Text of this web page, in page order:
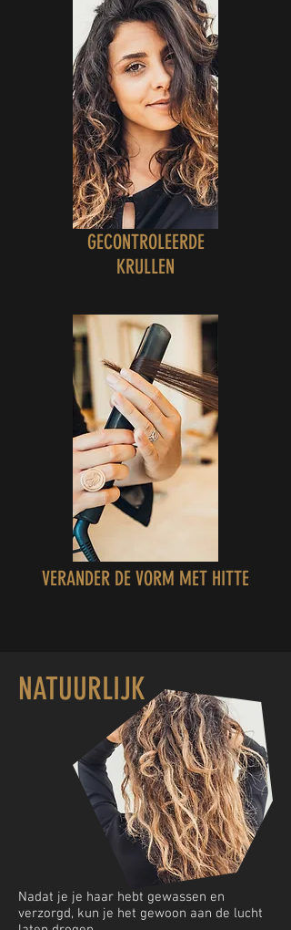
GECONTROLEERDE
KRULLEN
VERANDER DE VORM MET HITTE
NATUURLIJK
Nadat je je haar hebt gewassen en
verzorgd, kun je het gewoon aan de lucht